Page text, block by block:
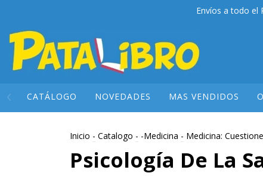
Envíos a todo el
CATÁLOGO NOVEDADES MAS VENDIDOS
Inicio - Catalogo - -Medicina - Medicina:
Psicología De La